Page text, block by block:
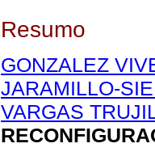
Resumo
GONZALEZ
JARAMILLO-
VARGAS